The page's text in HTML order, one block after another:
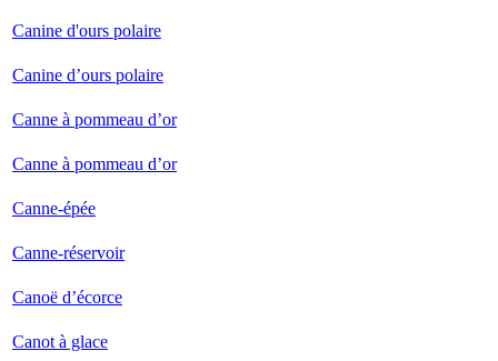
Canine d'ours polaire
Canine d’ours polaire
Canne à pommeau d’or
Canne à pommeau d’or
Canne-épée
Canne-réservoir
Canoë d’écorce
Canot à glace